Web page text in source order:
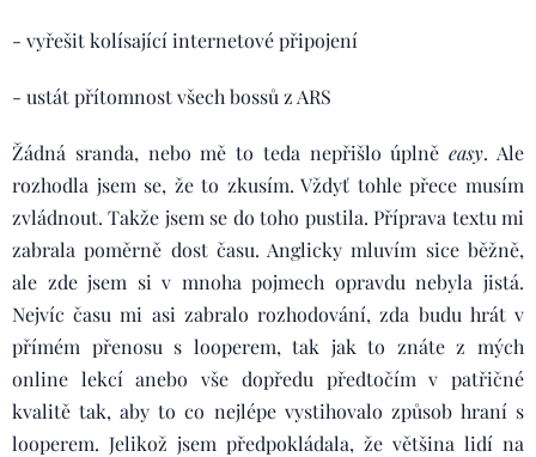
- vyřešit kolísající internetové připojení
- ustát přítomnost všech bossů z ARS
Žádná sranda, nebo mě to teda nepřišlo úplněeasy. Ale
rozhodla jsem se, že to zkusím. Vždyť tohle přece musím
zvládnout. Takže jsem se do toho pustila. Příprava textu mi
zabrala poměrně dost času. Anglicky mluvím sice běžně,
ale zde jsem si v mnoha pojmech opravdu nebyla jistá.
Nejvíc času mi asi zabralo rozhodování, zda budu hrát v
přímém přenosu s looperem, tak jak to znáte z mých
online lekcí anebo vše dopředu předtočím v patřičné
kvalitě tak, aby to co nejlépe vystihovalo způsob hraní s
looperem. Jelikož jsem předpokládala, že většina lidí na